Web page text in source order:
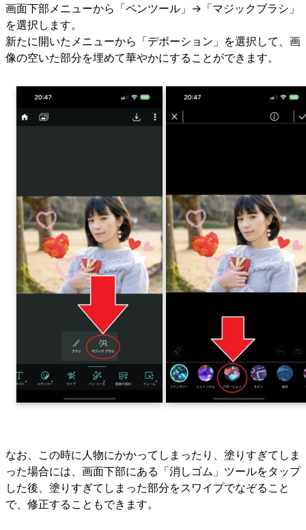
画面下部メニューから「ペンツール」→「マジックブラシ」
を選択します。
新たに開いたメニューから「デボーション」を選択して、画
像の空いた部分を埋めて華やかにすることができます。
なお、この時に人物にかかってしまったり、塗りすぎてしま
った場合には、画面下部にある「消しゴム」ツールをタップ
した後、塗りすぎてしまった部分をスワイプでなぞること
で、修正することもできます。